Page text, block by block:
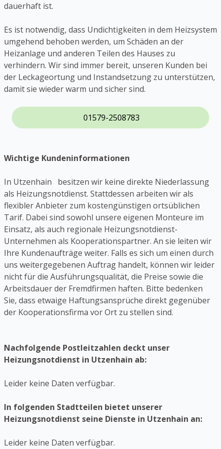
dauerhaft ist.
Es ist notwendig, dass Undichtigkeiten in dem Heizsystem
umgehend behoben werden, um Schäden an der
Heizanlage und anderen Teilen des Hauses zu
verhindern. Wir sind immer bereit, unseren Kunden bei
der Leckageortung und Instandsetzung zu unterstützen,
damit sie wieder warm und sicher sind.
01579-2508783
Wichtige Kundeninformationen
In Utzenhain besitzen wir keine direkte Niederlassung
als Heizungsnotdienst. Stattdessen arbeiten wir als
flexibler Anbieter zum kostengünstigen ortsüblichen
Tarif. Dabei sind sowohl unsere eigenen Monteure im
Einsatz, als auch regionale Heizungsnotdienst-
Unternehmen als Kooperationspartner. An sie leiten wir
Ihre Kundenaufträge weiter. Falls es sich um einen durch
uns weitergegebenen Auftrag handelt, können wir leider
nicht für die Ausführungsqualität, die Preise sowie die
Arbeitsdauer der Fremdfirmen haften. Bitte bedenken
Sie, dass etwaige Haftungsansprüche direkt gegenüber
der Kooperationsfirma vor Ort zu stellen sind.
Nachfolgende Postleitzahlen deckt unser
Heizungsnotdienst in Utzenhain ab:
Leider keine Daten verfügbar.
In folgenden Stadtteilen bietet unserer
Heizungsnotdienst seine Dienste in Utzenhain an:
Leider keine Daten verfügbar.